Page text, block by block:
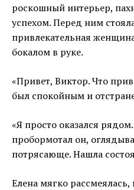
роскошный интерьер,
успехом. Перед ним
привлекательная
бокалом в руке.
«Привет, Виктор. Что
был спокойным и
«Я просто оказался
пробормотал он,
потрясающе. Нашла
Елена мягко